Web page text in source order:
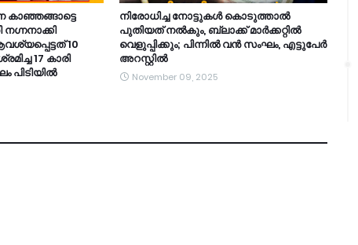
കാഞ്ഞങ്ങാട്ടെ
നഗ്നനാക്കി
10
17 കാരി
പിടിയിൽ
നിരോധിച്ച നോട്ടുകൾ കൊടുത്താൽ
പുതിയത് നൽകും, ബ്ലാക്ക് മാർക്കറ്റിൽ
വെളുപ്പിക്കും; പിന്നിൽ വൻ സംഘം, എട്ടുപേർ
അറസ്റ്റിൽ
November 09, 2025